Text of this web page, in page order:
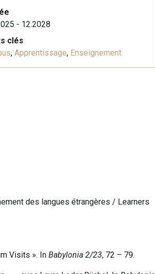
- 12.2028
clés
, Apprentissage, Enseignement
des langues étrangères / Learners
Visits ». InBabylonia 2/23, 72 – 79.